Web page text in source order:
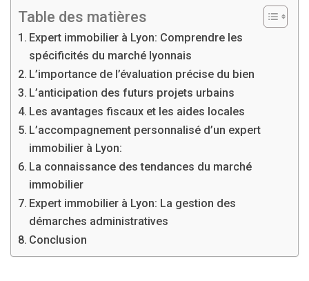
Table des matières
Expert immobilier à Lyon: Comprendre les
spécificités du marché lyonnais
L’importance de l’évaluation précise du bien
L’anticipation des futurs projets urbains
Les avantages fiscaux et les aides locales
L’accompagnement personnalisé d’un expert
immobilier à Lyon:
La connaissance des tendances du marché
immobilier
Expert immobilier à Lyon: La gestion des
démarches administratives
Conclusion